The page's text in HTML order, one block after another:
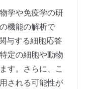
学や免疫学の研
機能の解析で
与する細胞応答
定の細胞や動物
す。さらに、こ
される可能性が